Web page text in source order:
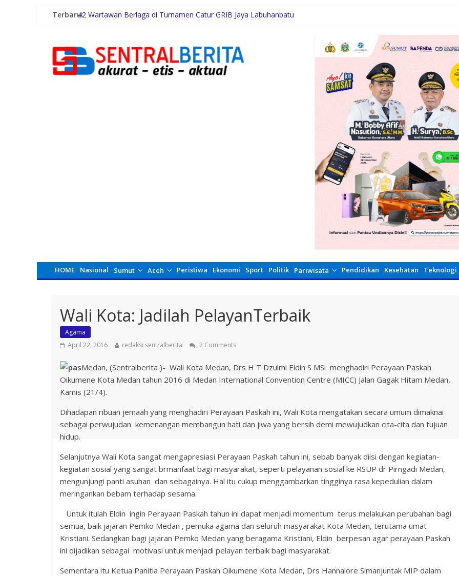
Terbaru:42 Wartawan Berlaga di Turnamen Catur GRIB Jaya Labuhanbatu
Dayang Nan Tujuh Menggetarkan Gedung Kesenian Jakarta
PTPN Group melalui PTPN IV Regional VII Dukung Peningkatan Kompetensi Aparatur Perkebunan Lewat
HOME Nasional Sumut Aceh Peristiwa Ekonomi Sport Politik Pariwisata Pendidikan Kesehatan Teknologi
Wali Kota: Jadilah PelayanTerbaik
Agama
April 22, 2016
redaksi sentralberita 2 Comments
Medan, (Sentralberita )- Wali Kota Medan, Drs H T Dzulmi Eldin S MSi menghadiri Perayaan Paskah
Oikumene Kota Medan tahun 2016 di Medan International Convention Centre (MICC) Jalan Gagak Hitam Medan,
Kamis (21/4).
Dihadapan ribuan jemaah yang menghadiri Perayaan Paskah ini, Wali Kota mengatakan secara umum dimaknai
sebagai perwujudan kemenangan membangun hati dan jiwa yang bersih demi mewujudkan cita-cita dan tujuan
hidup.
Selanjutnya Wali Kota sangat mengapresiasi Perayaan Paskah tahun ini, sebab banyak diisi dengan kegiatan-
kegiatan sosial yang sangat brmanfaat bagi masyarakat, seperti pelayanan sosial ke RSUP dr Pirngadi Medan,
mengunjungi panti asuhan dan sebagainya. Hal itu cukup menggambarkan tingginya rasa kepedulian dalam
meringankan bebam terhadap sesama.
Untuk itulah Eldin ingin Perayaan Paskah tahun ini dapat menjadi momentum terus melakukan perubahan bagi
semua, baik jajaran Pemko Medan , pemuka agama dan seluruh masyarakat Kota Medan, terutama umat
Kristiani. Sedangkan bagi jajaran Pemko Medan yang beragama Kristiani, Eldin berpesan agar perayaan Paskah
ini dijadikan sebagai motivasi untuk menjadi pelayan terbaik bagi masyarakat.
Sementara itu Ketua Panitia Perayaan Paskah Oikumene Kota Medan, Drs Hannalore Simanjuntak MIP dalam